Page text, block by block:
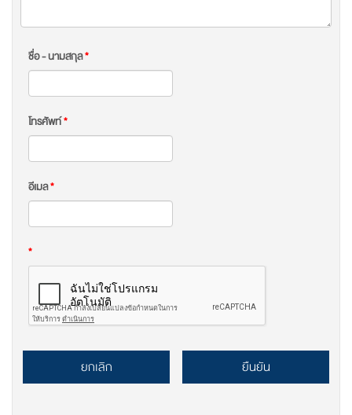
ชื่อ - นามสกุล*
โทรศัพท์*
อีเมล*
*
ยกเลิก ยืนยัน